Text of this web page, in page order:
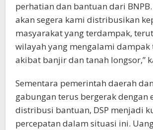
perhatian dan bantuan dari
akan segera kami distribusikan
masyarakat yang terdampak,
wilayah yang mengalami dampak
akibat banjir dan tanah longsor,”
Sementara pemerintah daerah
gabungan terus bergerak dengan
distribusi bantuan, DSP menjadi
percepatan dalam situasi ini.